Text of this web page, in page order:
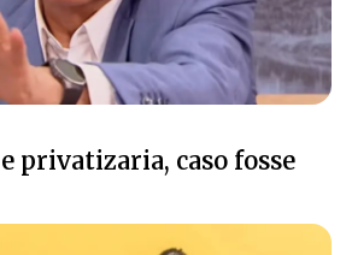
privatizaria, caso fosse